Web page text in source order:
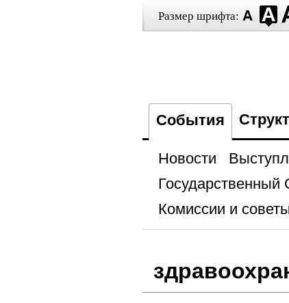
Размер шрифта:
События
Новости
Государственный
Комиссии и